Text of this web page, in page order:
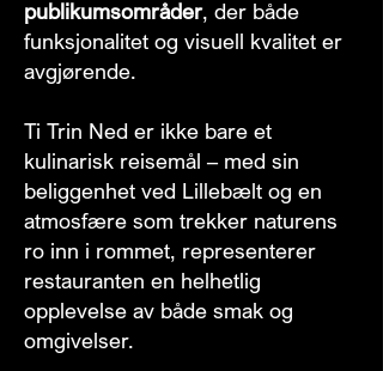
publikumsområder, der både
funksjonalitet og visuell kvalitet er
avgjørende.
Ti Trin Ned er ikke bare et
kulinarisk reisemål – med sin
beliggenhet ved Lillebælt og en
atmosfære som trekker naturens
ro inn i rommet, representerer
restauranten en helhetlig
opplevelse av både smak og
omgivelser.